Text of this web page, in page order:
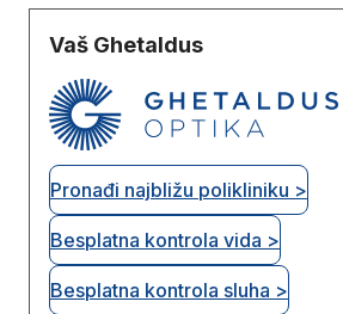
Vaš Ghetaldus
Pronađi najbližu polikliniku >
Besplatna kontrola vida >
Besplatna kontrola sluha >